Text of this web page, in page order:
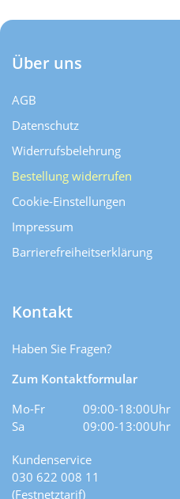
Über uns
AGB
Datenschutz
Widerrufsbelehrung
Bestellung widerrufen
Cookie-Einstellungen
Impressum
Barrierefreiheitserklärung
Kontakt
Haben Sie Fragen?
Zum Kontaktformular
Mo-Fr
09:00-18:00Uhr
Sa
09:00-13:00Uhr
Kundenservice
030 622 008 11
(Festnetztarif)